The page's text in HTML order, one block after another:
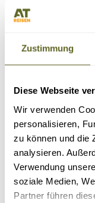
Zustimmung
Diese Webseite
Wir verwenden
personalisieren,
zu können und die
analysieren.
Verwendung
soziale Medien,
Partner führen